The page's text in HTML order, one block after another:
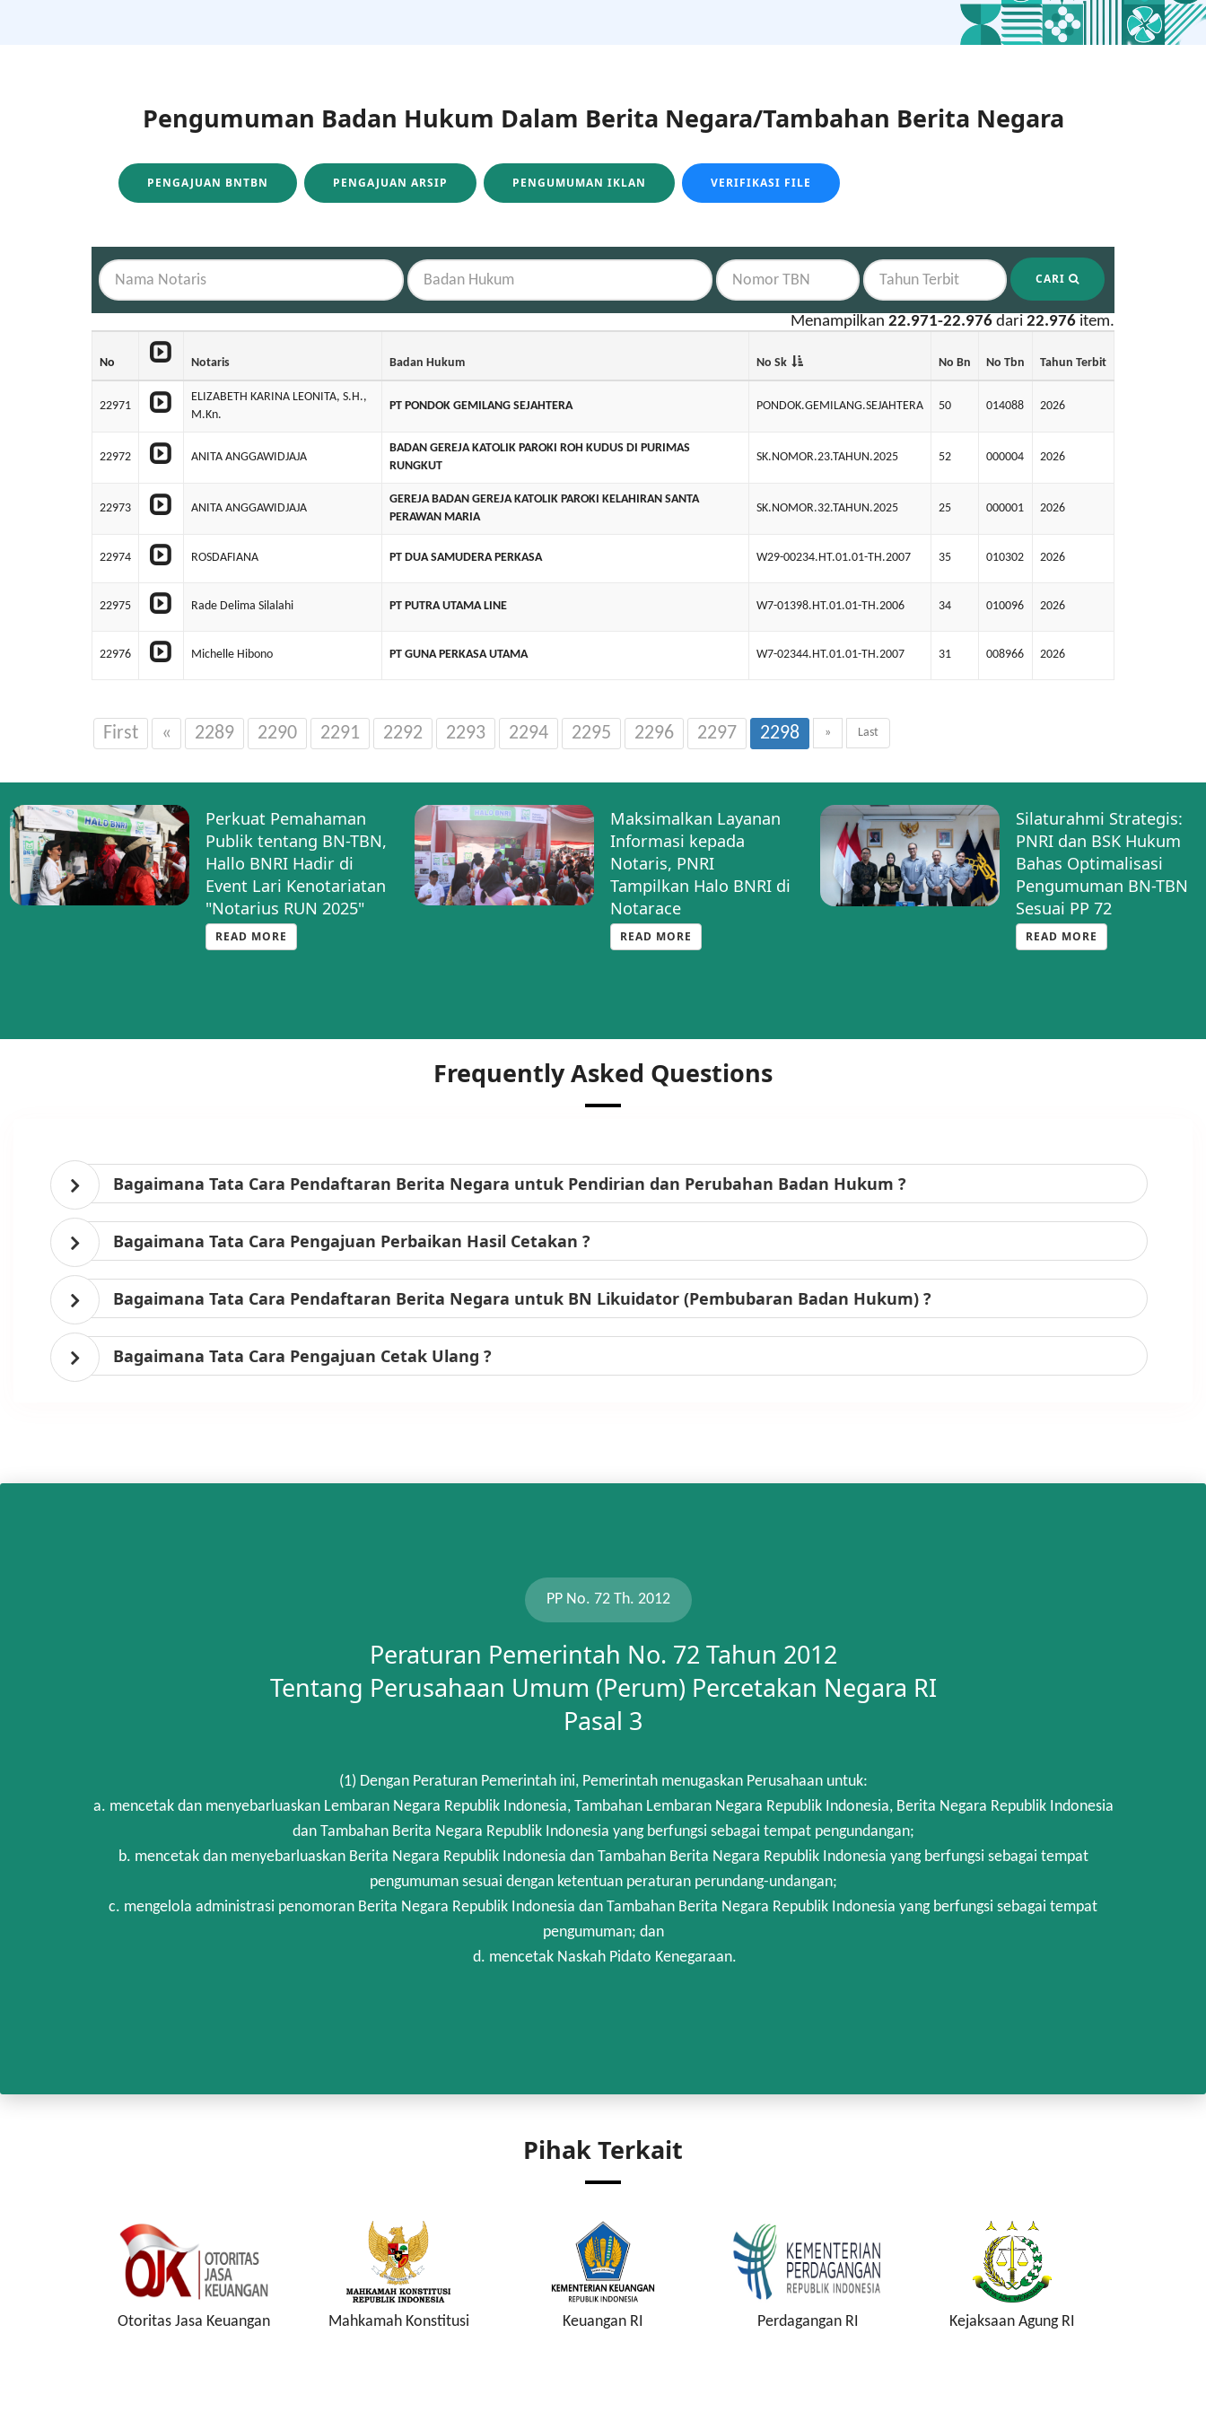
Pengumuman Badan Hukum Dalam Berita Negara/Tambahan Berita Negara
PENGAJUAN BNTBN PENGAJUAN ARSIP PENGUMUMAN IKLAN VERIFIKASI FILE
CARI
Menampilkan 22.971-22.976 dari 22.976 item.
No Notaris Badan Hukum No Sk No Bn No Tbn Tahun Terbit
22971
ELIZABETH KARINA LEONITA, S.H.,
M.Kn.
PT PONDOK GEMILANG SEJAHTERA PONDOK.GEMILANG.SEJAHTERA 50 014088 2026
22972 ANITA ANGGAWIDJAJA
BADAN GEREJA KATOLIK PAROKI ROH KUDUS DI PURIMAS
RUNGKUT
SK.NOMOR.23.TAHUN.2025 52 000004 2026
22973 ANITA ANGGAWIDJAJA
GEREJA BADAN GEREJA KATOLIK PAROKI KELAHIRAN SANTA
PERAWAN MARIA
SK.NOMOR.32.TAHUN.2025 25 000001 2026
22974 ROSDAFIANA PT DUA SAMUDERA PERKASA W29-00234.HT.01.01-TH.2007 35 010302 2026
22975 Rade Delima Silalahi PT PUTRA UTAMA LINE W7-01398.HT.01.01-TH.2006 34 010096 2026
22976 Michelle Hibono PT GUNA PERKASA UTAMA W7-02344.HT.01.01-TH.2007 31 008966 2026
First « 2289 2290 2291 2292 2293 2294 2295 2296 2297 2298 » Last
Maksimalkan Layanan
Informasi kepada
Notaris, PNRI
Tampilkan Halo BNRI di
Notarace
READ MORE
Silaturahmi Strategis:
PNRI dan BSK Hukum
Bahas Optimalisasi
Pengumuman BN-TBN
Sesuai PP 72
READ MORE
Kenalkan Halo BNRI,
PNRI Buka Layanan
Informasi BN TBN di
HUT PP INI
READ MORE
Frequently Asked Questions
Bagaimana Tata Cara Pendaftaran Berita Negara untuk Pendirian dan Perubahan Badan Hukum ?
Bagaimana Tata Cara Pengajuan Perbaikan Hasil Cetakan ?
Bagaimana Tata Cara Pendaftaran Berita Negara untuk BN Likuidator (Pembubaran Badan Hukum) ?
Bagaimana Tata Cara Pengajuan Cetak Ulang ?
PP No. 72 Th. 2012
Peraturan Pemerintah No. 72 Tahun 2012
Tentang Perusahaan Umum (Perum) Percetakan Negara RI
Pasal 3
(1) Dengan Peraturan Pemerintah ini, Pemerintah menugaskan Perusahaan untuk:
a. mencetak dan menyebarluaskan Lembaran Negara Republik Indonesia, Tambahan Lembaran Negara Republik Indonesia, Berita Negara Republik Indonesia
dan Tambahan Berita Negara Republik Indonesia yang berfungsi sebagai tempat pengundangan;
b. mencetak dan menyebarluaskan Berita Negara Republik Indonesia dan Tambahan Berita Negara Republik Indonesia yang berfungsi sebagai tempat
pengumuman sesuai dengan ketentuan peraturan perundang-undangan;
c. mengelola administrasi penomoran Berita Negara Republik Indonesia dan Tambahan Berita Negara Republik Indonesia yang berfungsi sebagai tempat
pengumuman; dan
d. mencetak Naskah Pidato Kenegaraan.
Pihak Terkait
Otoritas Jasa Keuangan Mahkamah Konstitusi Keuangan RI Perdagangan RI Kejaksaan Agung RI